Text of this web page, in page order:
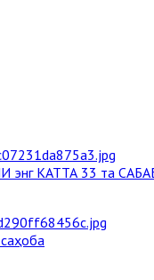
КАТТА 33 та